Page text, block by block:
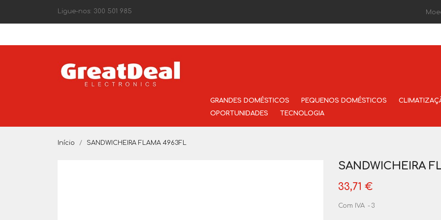
Ligue-nos: 300 501 985
GRANDES DOMÉSTICOS PEQUENOS DOMÉSTICOS
OPORTUNIDADES
TECNOLOGIA
Início SANDWICHEIRA FLAMA 4963FL
SANDWICHEIRA
33,71 €
Com IVA 3